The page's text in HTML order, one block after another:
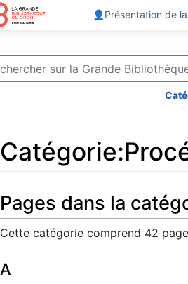
👤Présentation de
Catégorie:
Pages dans la
Cette catégorie comprend 42
A